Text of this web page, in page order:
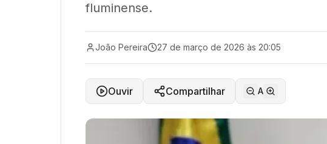
fluminense.
João Pereira 27 de março de 2026 às 20:05
Ouvir Compartilhar A